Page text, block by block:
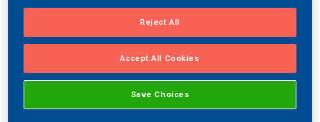
Reject All
Accept All Cookies
Save Choices